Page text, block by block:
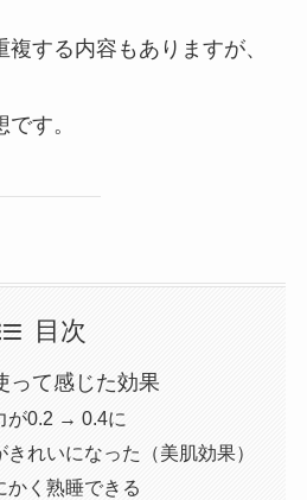
する内容もありますが、
す。
目次
って感じた効果
が0.2 → 0.4に
れいになった（美肌効果）
く熟睡できる